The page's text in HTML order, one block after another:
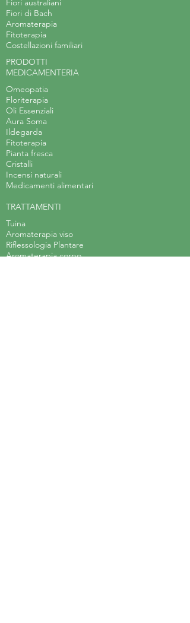
Fiori australiani
Fiori di Bach
Aromaterapia
Fitoterapia
Costellazioni familiari
PRODOTTI
MEDICAMENTERIA
Omeopatia
Floriterapia
Oli Essenziali
Aura Soma
Ildegarda
Fitoterapia
Pianta fresca
Cristalli
Incensi naturali
Medicamenti alimentari
TRATTAMENTI
Tuina
Aromaterapia viso
Riflessologia Plantare
Aromaterapia corpo